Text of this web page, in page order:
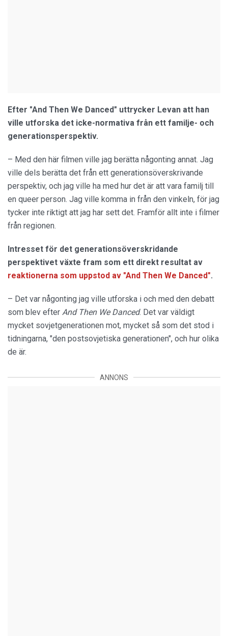
Efter "And Then We Danced" uttrycker Levan att han
ville utforska det icke-normativa från ett familje- och
generationsperspektiv.
– Med den här filmen ville jag berätta någonting annat. Jag
ville dels berätta det från ett generationsöverskrivande
perspektiv, och jag ville ha med hur det är att vara familj till
en queer person. Jag ville komma in från den vinkeln, för jag
tycker inte riktigt att jag har sett det. Framför allt inte i filmer
från regionen.
Intresset för det generationsöverskridande
perspektivet växte fram som ett direkt resultat av
reaktionerna som uppstod av "And Then We Danced".
– Det var någonting jag ville utforska i och med den debatt
som blev efter And Then We Danced. Det var väldigt
mycket sovjetgenerationen mot, mycket så som det stod i
tidningarna, "den postsovjetiska generationen", och hur olika
de är.
ANNONS